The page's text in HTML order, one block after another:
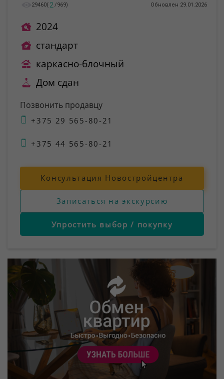
29460( 2 /969) Обновлен 29.01.2026
2024
стандарт
каркасно-блочный
Дом сдан
Позвонить продавцу
+375 29 565-80-21
+375 44 565-80-21
Консультация Новостройцентра
Записаться на экскурсию
Упростить выбор / покупку